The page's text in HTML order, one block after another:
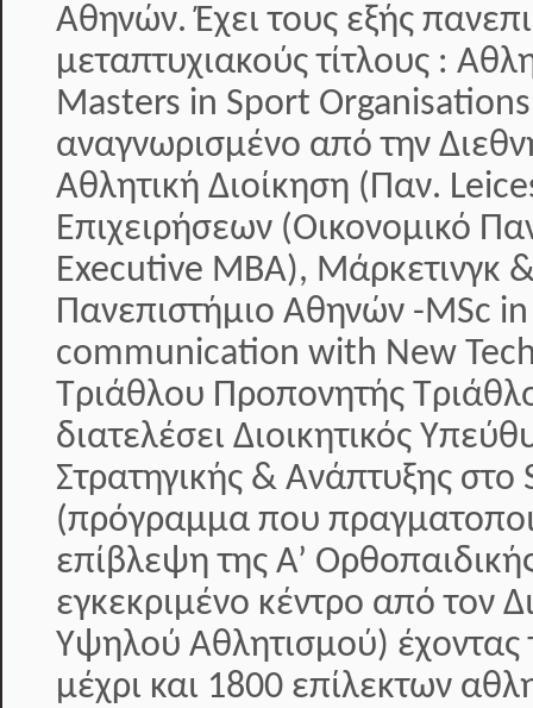
Αθηνών. Έχει τους εξής
μεταπτυχιακούς τίτλους :
Masters in Sport
αναγνωρισμένο από την
Αθλητική Διοίκηση (Παν.
Επιχειρήσεων (Οικονομικό
Executive MBA), Μάρκετινγκ
Πανεπιστήμιο Αθηνών -MSc
communication with New
Τριάθλου Προπονητής
διατελέσει Διοικητικός
Στρατηγικής & Ανάπτυξης
(πρόγραμμα που
επίβλεψη της Α’
εγκεκριμένο κέντρο από τον
Υψηλού Αθλητισμού) έχοντας
μέχρι και 1800 επίλεκτων